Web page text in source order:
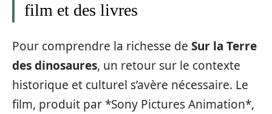
film et des livres
Pour comprendre la richesse de Sur la Terre
des dinosaures, un retour sur le contexte
historique et culturel s’avère nécessaire. Le
film, produit par *Sony Pictures Animation*,